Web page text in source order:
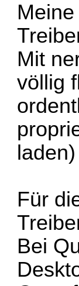
Mit
völlig
Für
Bei